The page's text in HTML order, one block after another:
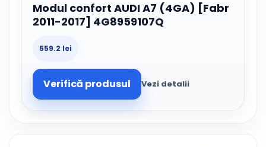
Modul confort AUDI A7 (4GA) [Fabr
2011-2017] 4G8959107Q
559.2 lei
Verifică produsul Vezi detalii